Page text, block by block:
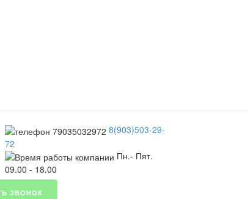
8(903)503-29-
72
Пн.- Пят.
09.00 - 18.00
ЗВОНОК